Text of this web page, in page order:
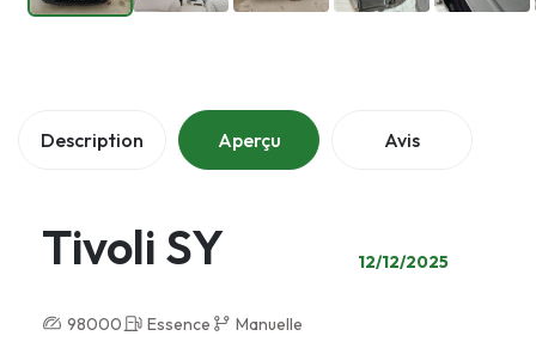
Description Aperçu Avis
Tivoli SY 12/12/2025
98000 Essence Manuelle